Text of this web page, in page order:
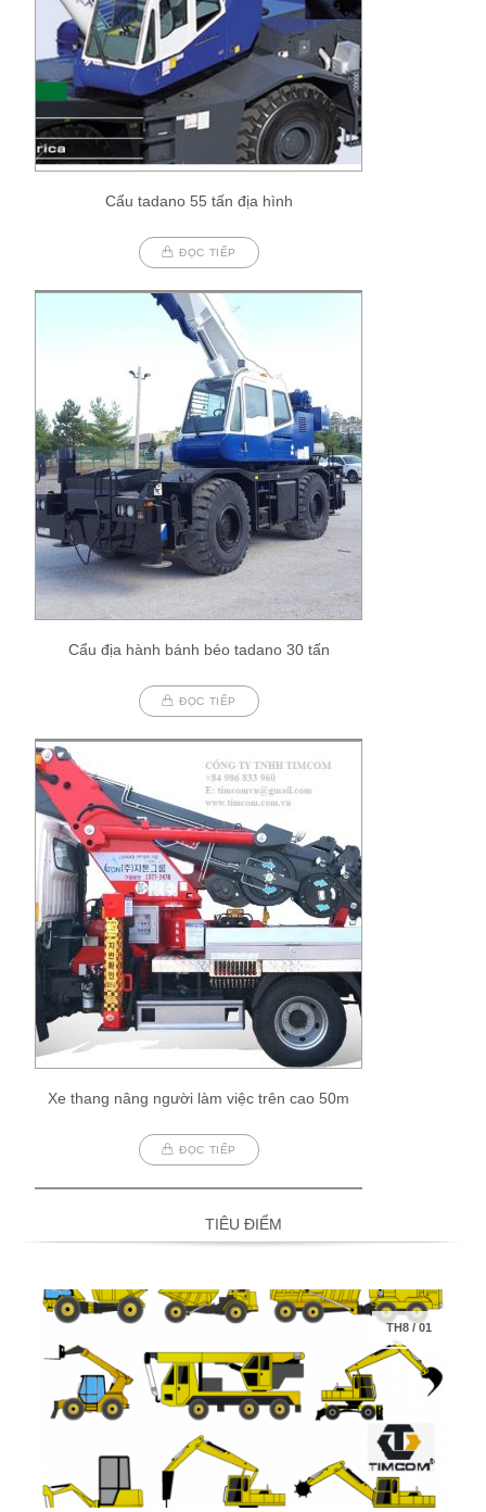
Cẩu tadano 55 tấn địa hình
ĐỌC TIẾP
Cẩu địa hành bánh béo tadano 30 tấn
ĐỌC TIẾP
Xe thang nâng người làm việc trên cao 50m
ĐỌC TIẾP
TIÊU ĐIỂM
TH8/01